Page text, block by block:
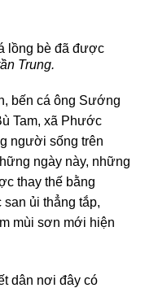
lồng bè đã được
Trung.
bến cá ông Sướng
Tam, xã Phước
người sống trên
ngày này, những
thay thế bằng
ủi thẳng tắp,
mùi sơn mới hiện
dân nơi đây có